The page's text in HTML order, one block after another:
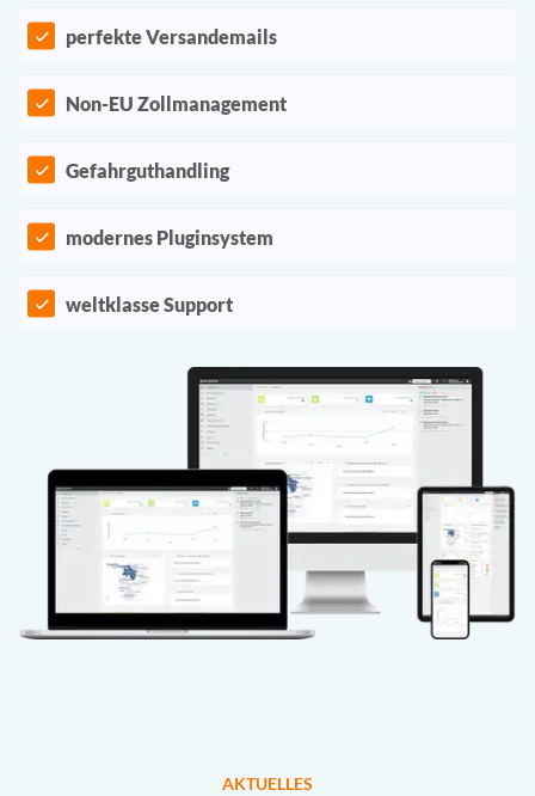
perfekte Versandemails
Non-EU Zollmanagement
Gefahrguthandling
modernes Pluginsystem
weltklasse Support
AKTUELLES